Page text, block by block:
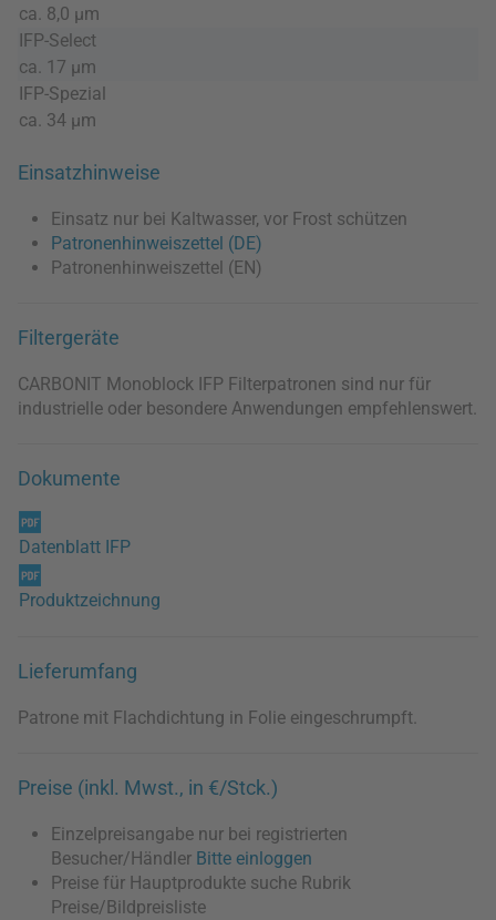
ca. 8,0 µm
IFP-Select
ca. 17 µm
IFP-Spezial
ca. 34 µm
Einsatzhinweise
Einsatz nur bei Kaltwasser, vor Frost schützen
Patronenhinweiszettel (DE)
Patronenhinweiszettel (EN)
Filtergeräte
CARBONIT Monoblock IFP Filterpatronen sind nur für
industrielle oder besondere Anwendungen empfehlenswert.
Dokumente
Datenblatt IFP
Produktzeichnung
Lieferumfang
Patrone mit Flachdichtung in Folie eingeschrumpft.
Preise (inkl. Mwst., in €/Stck.)
Einzelpreisangabe nur bei registrierten
Besucher/Händler Bitte einloggen
Preise für Hauptprodukte suche Rubrik
Preise/Bildpreisliste